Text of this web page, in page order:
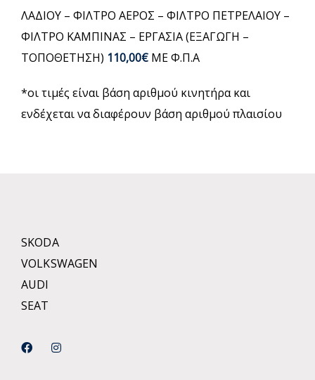
ΛΑΔΙΟΥ – ΦΙΛΤΡΟ ΑΕΡΟΣ – ΦΙΛΤΡΟ ΠΕΤΡΕΛΑΙΟΥ –
ΦΙΛΤΡΟ ΚΑΜΠΙΝΑΣ – ΕΡΓΑΣΙΑ (ΕΞΑΓΩΓΗ –
ΤΟΠΟΘΕΤΗΣΗ) 110,00€ ΜΕ Φ.Π.Α
*οι τιμές είναι βάση αριθμού κινητήρα και
ενδέχεται να διαφέρουν βάση αριθμού πλαισίου
SKODA
VOLKSWAGEN
AUDI
SEAT